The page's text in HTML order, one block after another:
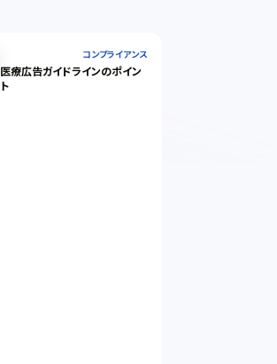
コンプライアンス
医療広告ガイドラインのポイン
ト